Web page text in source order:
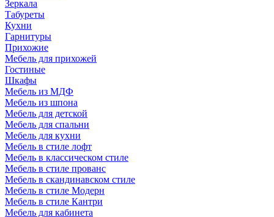
Зеркала
Табуреты
Кухни
Гарнитуры
Прихожие
Мебель для прихожей
Гостиные
Шкафы
Мебель из МДФ
Мебель из шпона
Мебель для детской
Мебель для спальни
Мебель для кухни
Мебель в стиле лофт
Мебель в классическом стиле
Мебель в стиле прованс
Мебель в скандинавском стиле
Мебель в стиле Модерн
Мебель в стиле Кантри
Мебель для кабинета